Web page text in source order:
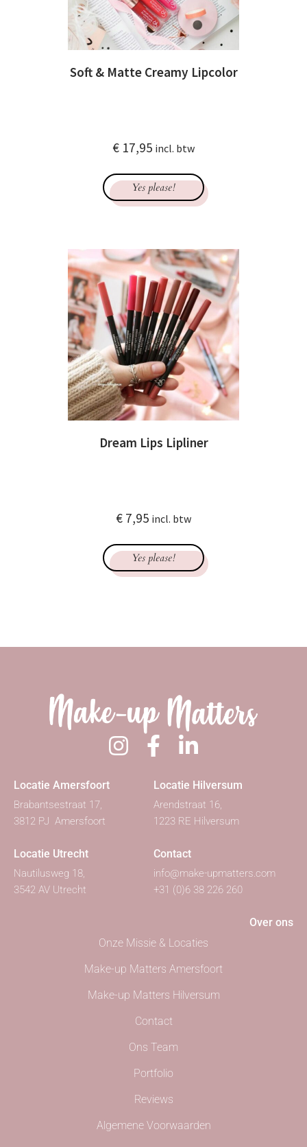
Soft & Matte Creamy Lipcolor
€ 17,95 incl. btw
Yes please!
Dream Lips Lipliner
€ 7,95 incl. btw
Yes please!
Locatie Amersfoort
Brabantsestraat 17,
3812 PJ Amersfoort
Locatie Hilversum
Arendstraat 16,
1223 RE Hilversum
Locatie Utrecht
Nautilusweg 18,
3542 AV Utrecht
Contact
info@make-upmatters.com
+31 (0)6 38 226 260
Over ons
Onze Missie & Locaties
Make-up Matters Amersfoort
Make-up Matters Hilversum
Contact
Ons Team
Portfolio
Reviews
Algemene Voorwaarden